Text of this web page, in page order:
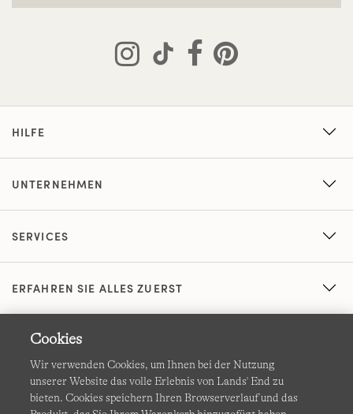
HILFE
UNTERNEHMEN
SERVICES
ERFAHREN SIE ALLES ZUERST
Cookies
Wir verwenden Cookies, um Ihnen bei der Nutzung
unserer Website das volle Erlebnis von Lands' End zu
bieten. Cookies speichern Ihren Browserverlauf und das